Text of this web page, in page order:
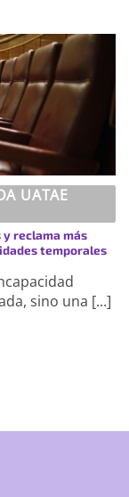
UATAE
y reclama más
temporales
sino una [...]